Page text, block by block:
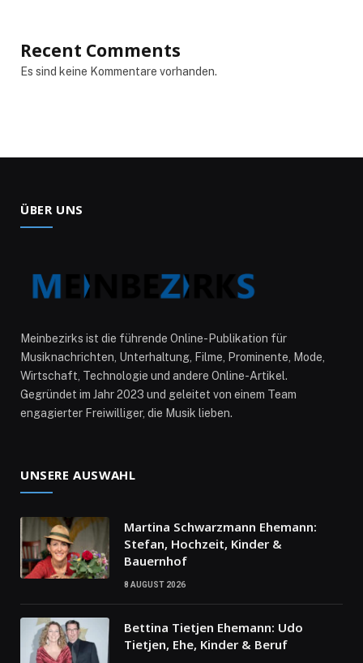
Recent Comments
Es sind keine Kommentare vorhanden.
ÜBER UNS
Meinbezirks ist die führende Online-Publikation für
Musiknachrichten, Unterhaltung, Filme, Prominente, Mode,
Wirtschaft, Technologie und andere Online-Artikel.
Gegründet im Jahr 2023 und geleitet von einem Team
engagierter Freiwilliger, die Musik lieben.
UNSERE AUSWAHL
Martina Schwarzmann Ehemann:
Stefan, Hochzeit, Kinder &
Bauernhof
8 AUGUST 2026
Bettina Tietjen Ehemann: Udo
Tietjen, Ehe, Kinder & Beruf